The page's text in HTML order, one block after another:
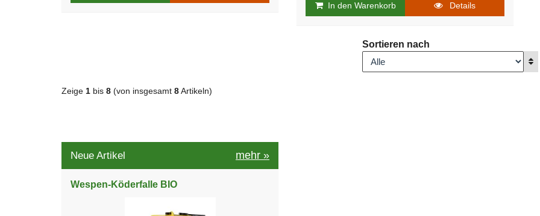
In den Warenkorb Details
Sortieren nach
Zeige 1 bis 8 (von insgesamt 8 Artikeln)
Neue Artikel mehr »
Wespen-Köderfalle BIO